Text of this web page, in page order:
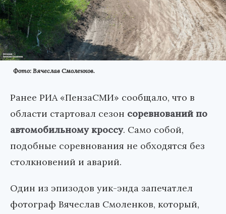
Фото: Вячеслав Смоленков.
Ранее РИА «ПензаСМИ» сообщало, что в
области стартовал сезон соревнований по
автомобильному кроссу. Само собой,
подобные соревнования не обходятся без
столкновений и аварий.
Один из эпизодов уик-энда запечатлел
фотограф Вячеслав Смоленков, который,